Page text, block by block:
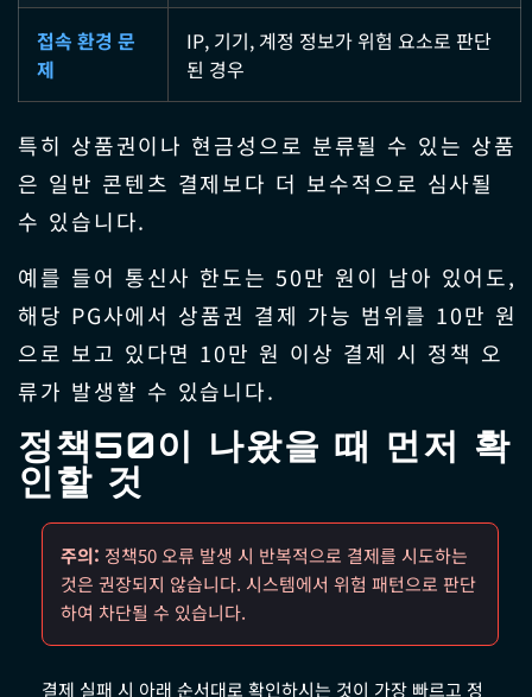
접속 환경 문
제
IP, 기기, 계정 정보가 위험 요소로 판단
된 경우
특히 상품권이나 현금성으로 분류될 수 있는 상품
은 일반 콘텐츠 결제보다 더 보수적으로 심사될
수 있습니다.
예를 들어 통신사 한도는 50만 원이 남아 있어도,
해당 PG사에서 상품권 결제 가능 범위를 10만 원
으로 보고 있다면 10만 원 이상 결제 시 정책 오
류가 발생할 수 있습니다.
정책50이 나왔을 때 먼저 확
인할 것
주의: 정책50 오류 발생 시 반복적으로 결제를 시도하는
것은 권장되지 않습니다. 시스템에서 위험 패턴으로 판단
하여 차단될 수 있습니다.
결제 실패 시 아래 순서대로 확인하시는 것이 가장 빠르고 정